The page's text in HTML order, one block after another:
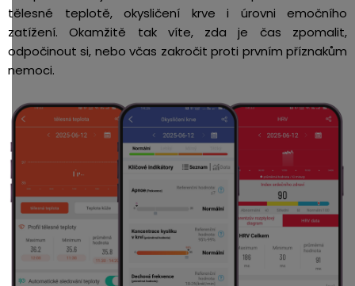
tělesné teplotě, okysličení krve i úrovni emočního
zatížení. Okamžitě tak víte, zda je čas zpomalit,
odpočinout si, nebo včas zakročit proti prvním příznakům
nemoci.